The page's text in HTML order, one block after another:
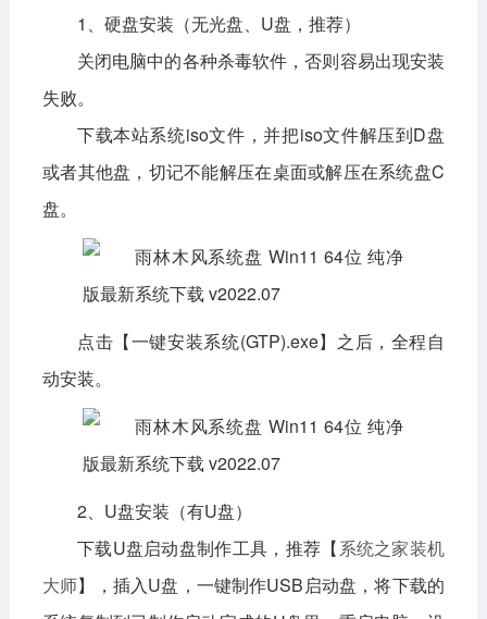
1、硬盘安装（无光盘、U盘，推荐）
关闭电脑中的各种杀毒软件，否则容易出现安装
失败。
下载本站系统iso文件，并把iso文件解压到D盘
或者其他盘，切记不能解压在桌面或解压在系统盘C
盘。
点击【一键安装系统(GTP).exe】之后，全程自
动安装。
2、U盘安装（有U盘）
下载U盘启动盘制作工具，推荐【系统之家装机
大师】，插入U盘，一键制作USB启动盘，将下载的